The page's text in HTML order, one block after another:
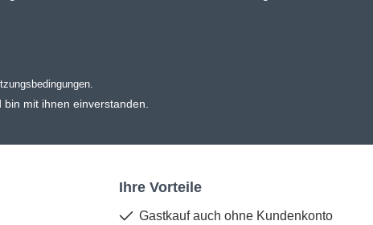
.
bin mit ihnen einverstanden.
Ihre Vorteile
Gastkauf auch ohne Kundenkonto